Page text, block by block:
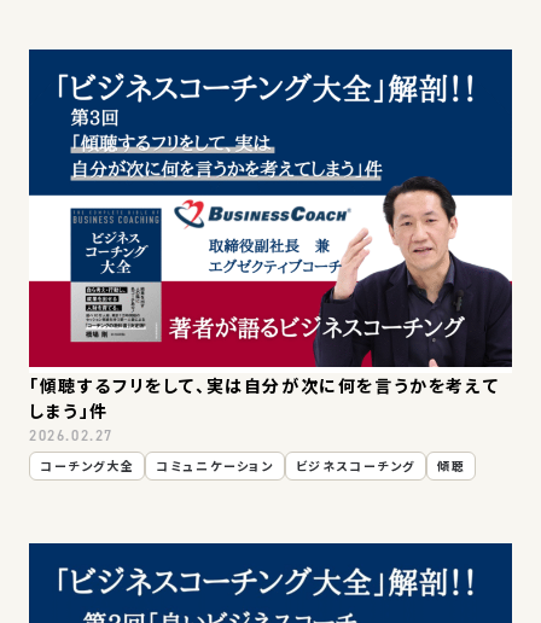
「傾聴するフリをして、実は自分が次に何を言うかを考えて
しまう」件
2026.02.27
コーチング大全
コミュニケーション ビジネスコーチング 傾聴